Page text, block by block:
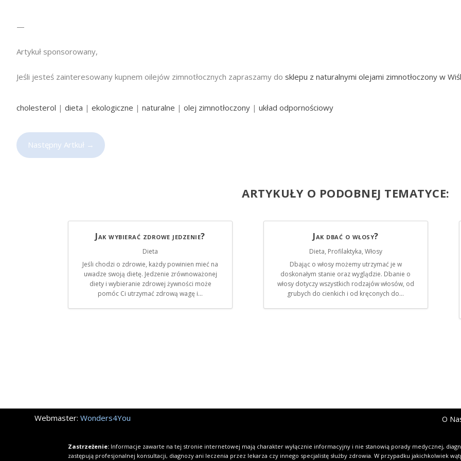
—
Artykuł sponsorowany,
Jeśli jesteś zainteresowany kupnem oilejów zimnotłocznych zapraszamy do sklepu z naturalnymi olejami zimnotłoczony w
cholesterol | dieta | ekologiczne | naturalne | olej zimnotłoczony | układ odpornościowy
Następny Artkuł →
ARTYKUŁY O PODOBNEJ TEMATYCE:
Jak wybierać zdrowe jedzenie?
Dieta
Jeśli chodzi o zdrowie, każdy powinien mieć na
uwadze swoją dietę. Jedzenie zrównoważonej
diety i wybieranie zdrowej żywności może
pomóc Ci utrzymać zdrową wagę i...
Jak dbać o włosy?
Dieta, Profilaktyka, Włosy
Dbając o włosy możemy utrzymać je w
doskonałym stanie oraz wyglądzie. Dbanie o
włosy dotyczy wszystkich rodzajów włosów, od
grubych do cienkich i od kręconych do...
Webmaster:Wonders4You O
Zastrzeżenie: Informacje zawarte na tej stronie internetowej mają charakter wyłącznie informacyjny i nie stanowią porady medycznej,
zastępują profesjonalnej konsultacji, diagnozy ani leczenia przez lekarza czy innego specjalistę służby zdrowia. W przypadku jakichkolwiek